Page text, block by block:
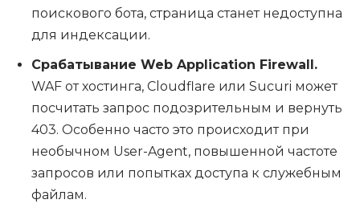
поискового бота, страница станет недоступна
для индексации.
Срабатывание Web Application Firewall.
WAF от хостинга, Cloudflare или Sucuri может
посчитать запрос подозрительным и вернуть
403. Особенно часто это происходит при
необычном User-Agent, повышенной частоте
запросов или попытках доступа к служебным
файлам.